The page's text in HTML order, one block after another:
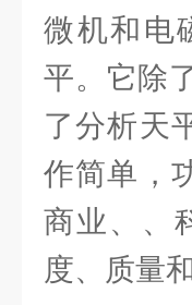
微机和电
平。它除
了分析天
作简单，
商业、、
度、质量